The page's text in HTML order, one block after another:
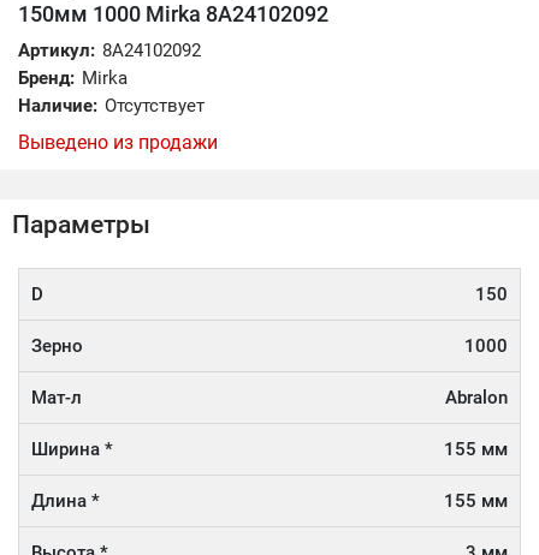
150мм 1000 Mirka 8A24102092
Артикул: 8A24102092
Бренд: Mirka
Наличие: Отсутствует
Выведено из продажи
Параметры
D 150
Зерно 1000
Мат-л Abralon
Ширина * 155 мм
Длина * 155 мм